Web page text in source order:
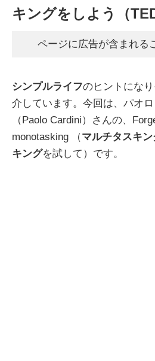
キングをしよう（TED
ページに広告が含まれる
シンプルライフのヒントにな
介しています。今回は、パオ
（Paolo Cardini）さんの、
monotasking （マルチタスキン
キングを試して）です。